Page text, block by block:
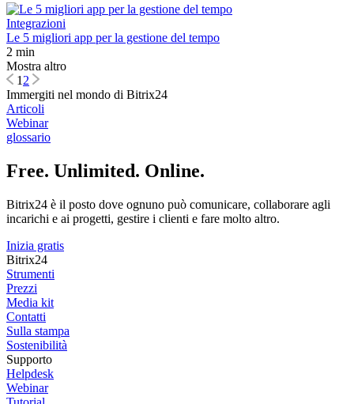
Integrazioni
Le 5 migliori app per la gestione del tempo
2 min
Mostra altro
12
Immergiti nel mondo di Bitrix24
Articoli
Webinar
glossario
Free. Unlimited. Online.
Bitrix24 è il posto dove ognuno può comunicare, collaborare agli
incarichi e ai progetti, gestire i clienti e fare molto altro.
Inizia gratis
Bitrix24
Strumenti
Prezzi
Media kit
Contatti
Sulla stampa
Sostenibilità
Supporto
Helpdesk
Webinar